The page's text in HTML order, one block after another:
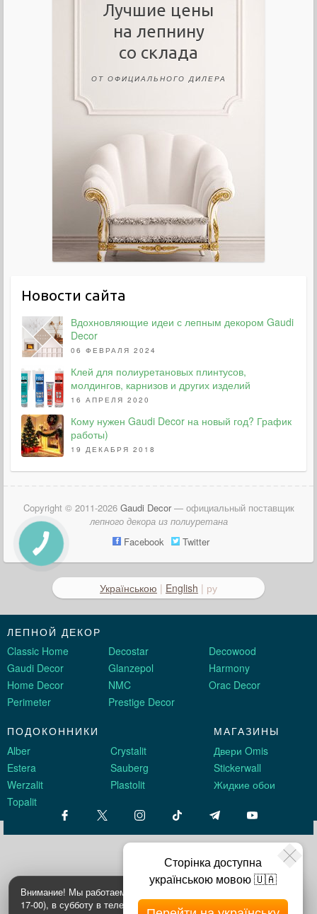
Лучшие цены
на лепнину
со склада
ОТ ОФИЦИАЛЬНОГО ДИЛЕРА
Новости сайта
Вдохновляющие идеи с лепным декором Gaudi
Decor
06 ФЕВРАЛЯ 2024
Клей для полиуретановых плинтусов,
молдингов, карнизов и других изделий
16 АПРЕЛЯ 2020
Кому нужен Gaudi Decor на новый год? График
работы)
19 ДЕКАБРЯ 2018
Copyright © 2011-2026 Gaudi Decor— официальный поставщик
лепного декора из полиуретана
Facebook
Twitter
Українською | English | ру
ЛЕПНОЙ ДЕКОР
Classic Home
Decostar
Decowood
Gaudi Decor
Glanzepol
Harmony
Home Decor
NMC
Orac Decor
Perimeter
Prestige Decor
ПОДОКОННИКИ
Alber
Crystalit
Estera
Sauberg
Werzalit
Plastolit
Topalit
МАГАЗИНЫ
Двери Omis
Stickerwall
Жидкие обои
Внимание! Мы работаем c 9 до 18 по будням (шоу рум до
17-00), в субботу в телефоном режиме с 10 до 16, и в
Сторінка доступна
українською мовою 🇺🇦